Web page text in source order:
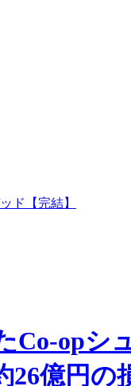
ド【完結】
Co-opシ
26億円の